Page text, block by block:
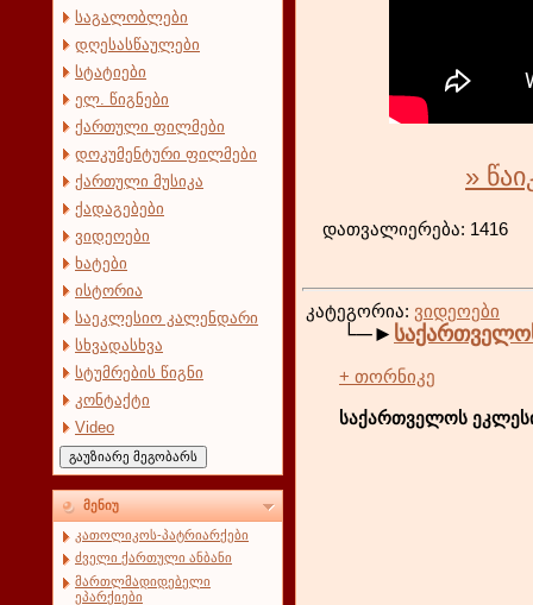
საგალობლები
დღესასწაულები
სტატიები
ელ. წიგნები
ქართული ფილმები
დოკუმენტური ფილმები
ქართული მუსიკა
ქადაგებები
ვიდეოები
ხატები
ისტორია
საეკლესიო კალენდარი
სხვადასხვა
სტუმრების წიგნი
კონტაქტი
Video
მენიუ
კათოლიკოს-პატრიარქები
ძველი ქართული ანბანი
მართლმადიდებელი
ეპარქიები
»
კატეგორია: ვიდეოები
└─►
+ თორნიკე
საქართველოს